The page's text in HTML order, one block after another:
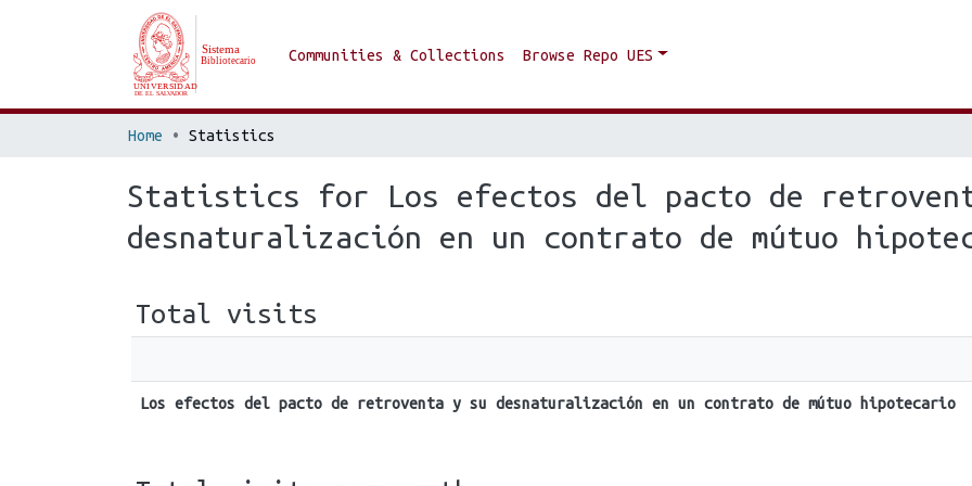
Communities & Collections Browse Repo UES
Home Statistics
Statistics for Los efectos del pacto de
desnaturalización en un contrato de mútuo
Total visits
Los efectos del pacto de retroventa y su desnaturalización en un contrato de mútuo hipotecario